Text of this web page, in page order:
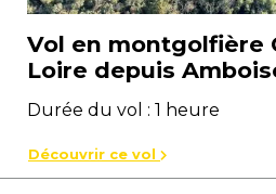
Vol en montgolfière
Loire depuis
Durée du vol : 1 heure
Découvrir ce vol